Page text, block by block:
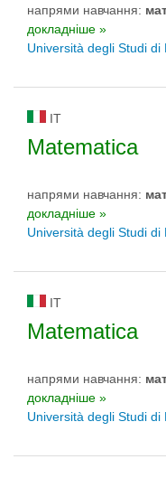
напрями навчання:
докладніше »
Università degli Studi di
IT
Matematica
напрями навчання:
докладніше »
Università degli Studi di
IT
Matematica
напрями навчання:
докладніше »
Università degli Studi di